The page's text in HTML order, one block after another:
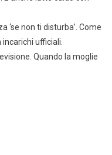
‘se non ti disturba’. Come
ufficiali.
Quando la moglie